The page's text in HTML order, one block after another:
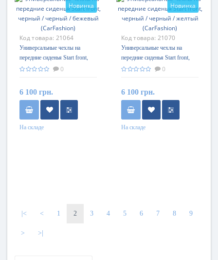
Новинка
Код товара: 21064
Универсальные чехлы на
передние сиденья Start front,
черный / черный / бежевый
0
6 100 грн.
На складе
Новинка
Код товара: 21070
Универсальные чехлы на
передние сиденья Start front,
черный / черный / желтый
0
6 100 грн.
На складе
|< < 1 2 3 4 5 6 7 8 9
> >|